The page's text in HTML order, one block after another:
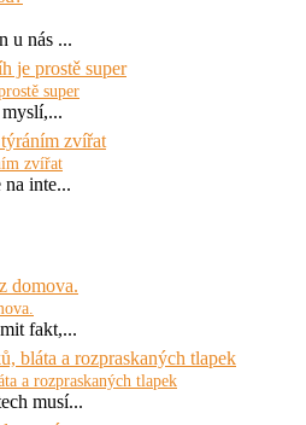
u nás ...
super
zvířat
na inte...
fakt,...
a rozpraskaných tlapek
musí...